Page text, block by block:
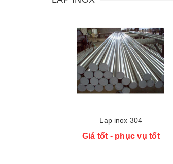
Lap inox 304
Giá tốt - phục vụ tốt